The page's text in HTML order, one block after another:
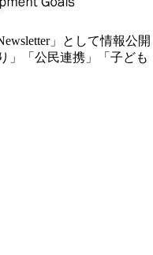
」として情報公開
「公民連携」「子ど